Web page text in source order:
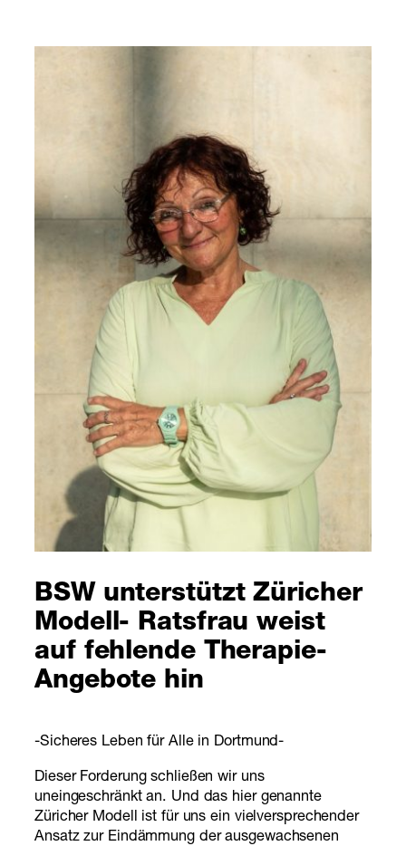
BSW unterstützt Züricher
Modell- Ratsfrau weist
auf fehlende Therapie-
Angebote hin
-Sicheres Leben für Alle in Dortmund-
Dieser Forderung schließen wir uns
uneingeschränkt an. Und das hier genannte
Züricher Modell ist für uns ein vielversprechender
Ansatz zur Eindämmung der ausgewachsenen